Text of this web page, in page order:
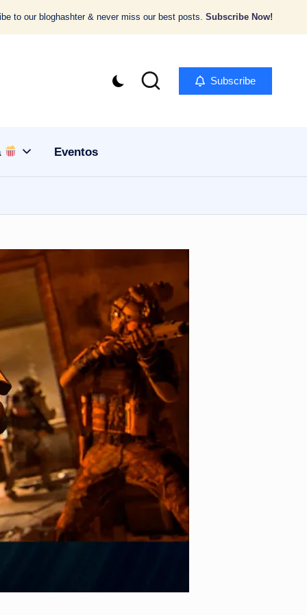
to our bloghashter & never miss our best posts. Subscribe Now!
Subscribe
Eventos